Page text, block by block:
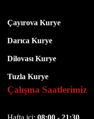
Çayırova Kurye
Darıca Kurye
Dilovası Kurye
Tuzla Kurye
Çalışma Saatlerimiz
Hafta içi: 08:00 - 21:30